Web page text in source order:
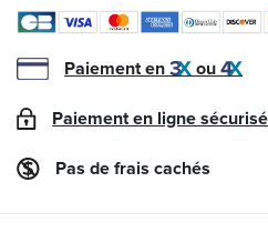
Paiement en ou
Paiement en ligne sécurisé
Pas de frais cachés